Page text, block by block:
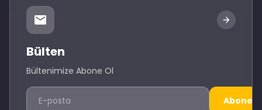
Bülten
Bültenimize Abone Ol
Abone